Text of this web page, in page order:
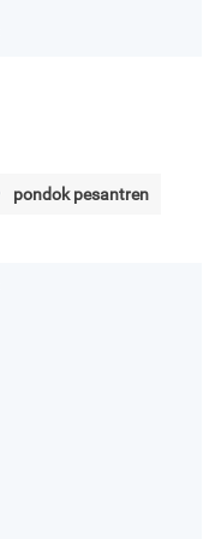
pondok pesantren